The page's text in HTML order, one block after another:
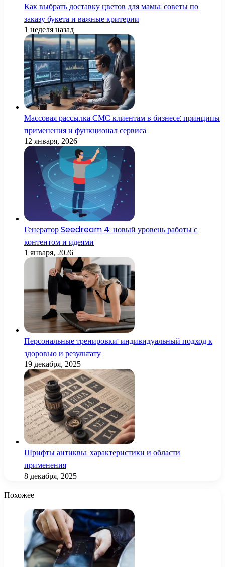
Как выбрать доставку цветов для мамы: советы по
заказу букета и важные критерии
1 неделя назад
Массовая рассылка СМС клиентам в бизнесе: принципы
применения и функционал сервиса
12 января, 2026
Генератор Seedream 4: новый уровень работы с
контентом и идеями
1 января, 2026
Персональные тренировки: индивидуальный подход к
здоровью и результату
19 декабря, 2025
Шрифты антиквы: характеристики и области
применения
8 декабря, 2025
Похожее